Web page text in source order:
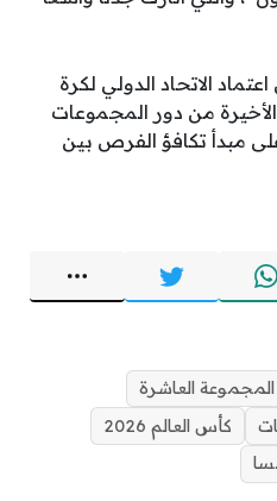
الاتحاد الدولي لكرة
الأخيرة من دور المجموعات
مبدأ تكافؤ الفرص بين
المجموعة العاشرة
كأس العالم 2026